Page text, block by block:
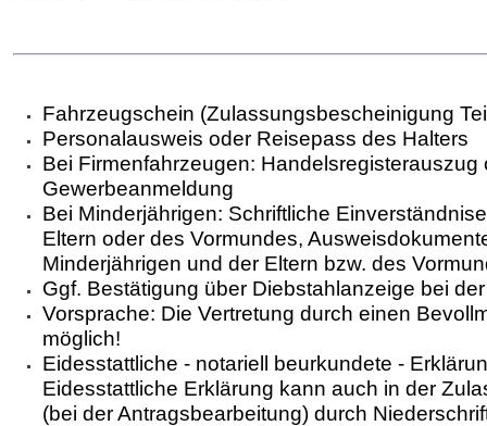
Fahrzeugschein (Zulassungsbescheinigung
Personalausweis oder Reisepass des Halters
Bei Firmenfahrzeugen: Handelsregisterauszug
Gewerbeanmeldung
Bei Minderjährigen: Schriftliche
Eltern oder des Vormun­des,
Minderjährigen und der Eltern bzw. des
Ggf. Bestätigung über Diebstahlanzeige bei
Vorsprache: Die Vertretung durch einen
möglich!
Eidesstattliche - notariell beurkundete -
Eidesstattliche Erklärung kann auch in der
(bei der Antragsbearbeitung) durch